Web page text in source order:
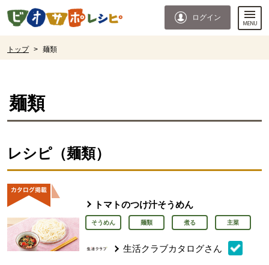
ページの先頭です。
ログイン
トップ > 麺類
麺類
レシピ（麺類）
トマトのつけ汁そうめん
そうめん 麺類 煮る 主菜
生活クラブカタログさん